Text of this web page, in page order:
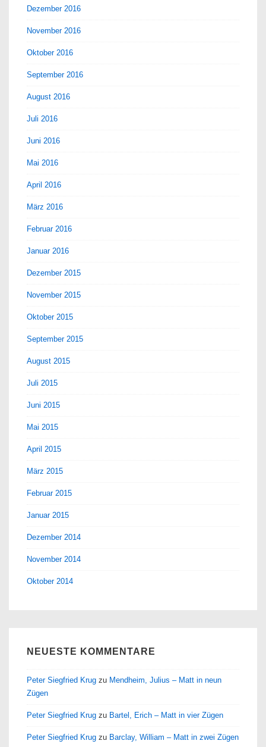
Dezember 2016
November 2016
Oktober 2016
September 2016
August 2016
Juli 2016
Juni 2016
Mai 2016
April 2016
März 2016
Februar 2016
Januar 2016
Dezember 2015
November 2015
Oktober 2015
September 2015
August 2015
Juli 2015
Juni 2015
Mai 2015
April 2015
März 2015
Februar 2015
Januar 2015
Dezember 2014
November 2014
Oktober 2014
NEUESTE KOMMENTARE
Peter Siegfried Krug zu Mendheim, Julius – Matt in neun
Zügen
Peter Siegfried Krug zu Bartel, Erich – Matt in vier Zügen
Peter Siegfried Krug zu Barclay, William – Matt in zwei Zügen